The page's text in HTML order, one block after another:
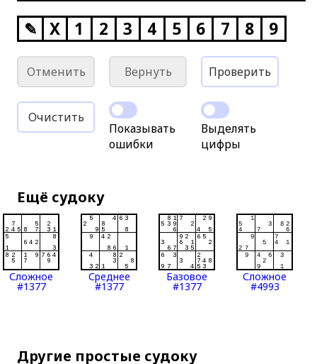
✎ X 1 2 3 4 5 6 7 8 9
Отменить Вернуть Проверить
Очистить
Показывать
ошибки
Выделять
цифры
Ещё судоку
Сложное
#1377
Среднее
#1377
Базовое
#1377
Сложное
#4993
Другие простые судоку